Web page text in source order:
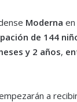
Moderna
de 144
y 2 años,
a